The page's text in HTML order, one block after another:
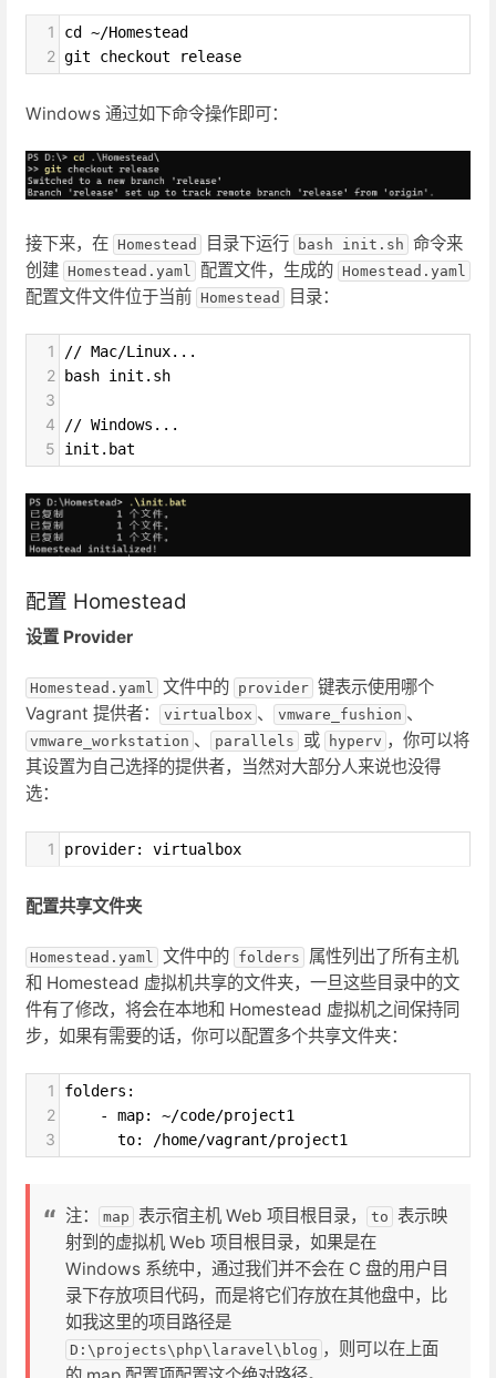
1 cd ~/Homestead
2 git checkout release
Windows 通过如下命令操作即可：
接下来，在 Homestead 目录下运行 bash init.sh 命令来
创建 Homestead.yaml 配置文件，生成的 Homestead.yaml
配置文件文件位于当前 Homestead 目录：
1 // Mac/Linux...
2 bash init.sh
3
4
// Windows...
5 init.bat
配置 Homestead
设置 Provider
Homestead.yaml 文件中的 provider 键表示使用哪个
Vagrant 提供者：
virtualbox 、 vmware_fushion 、
vmware_workstation 、 parallels 或 hyperv ，你可以将
其设置为自己选择的提供者，当然对大部分人来说也没得
选：
1 provider: virtualbox
配置共享文件夹
Homestead.yaml 文件中的 folders
属性列出了所有主机
和 Homestead 虚拟机共享的文件夹，一旦这些目录中的文
件有了修改，将会在本地和 Homestead 虚拟机之间保持同
步，如果有需要的话，你可以配置多个共享文件夹：
1 folders:
2
    - map: ~/code/project1
3
      to: /home/vagrant/project1
注： map 表示宿主机 Web 项目根目录， to 表示映
射到的虚拟机 Web 项目根目录，如果是在
Windows 系统中，通过我们并不会在 C 盘的用户目
录下存放项目代码，而是将它们存放在其他盘中，比
如我这里的项目路径是
D:\projects\php\laravel\blog ，则可以在上面